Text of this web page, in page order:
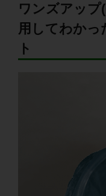
ワンズアップ
用してわかっ
ト